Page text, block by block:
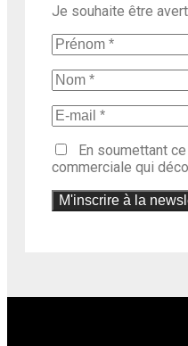
Je souhaite être
En soumettant
commerciale qui